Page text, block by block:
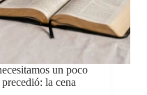
un poco
la cena